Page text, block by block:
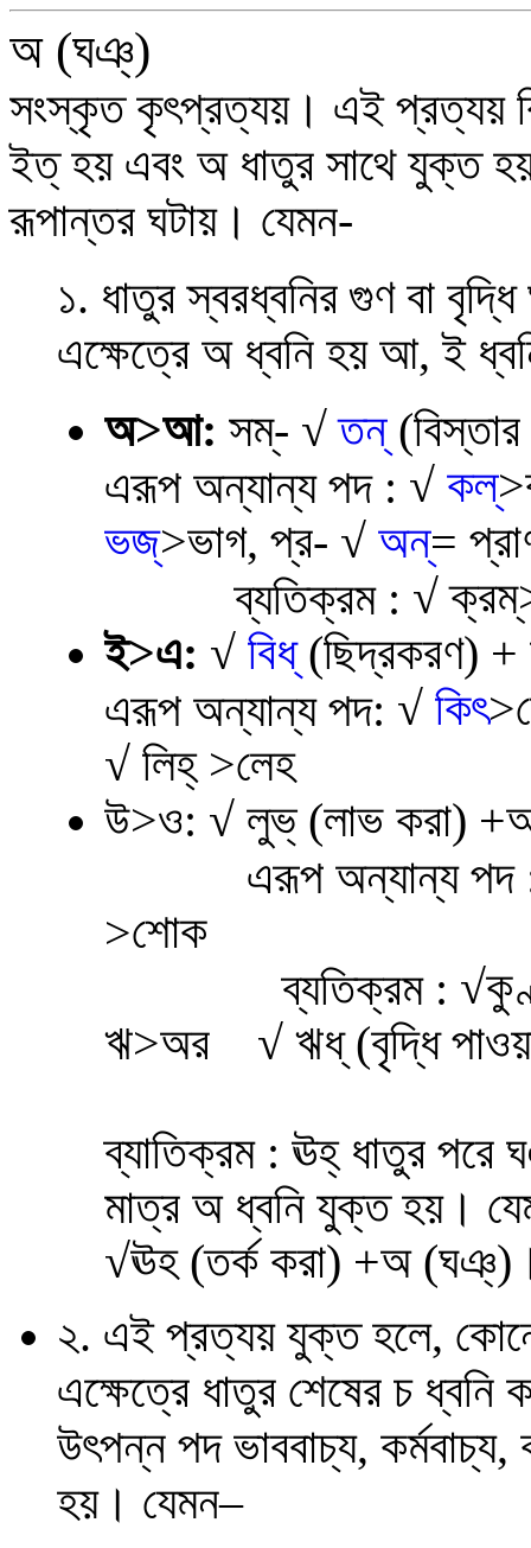
অ (ঘঞ্)
সংস্কৃত কৃৎপ্রত্যয়। এই প্রত্যয়
ইত্ হয় এবং অ ধাতুর সাথে যুক্ত
রূপান্তর ঘটায়। যেমন-
১. ধাতুর স্বরধ্বনির গুণ বা
এক্ষেত্রে অ ধ্বনি হয় আ, ই
অ>আ: সম্- √তন্
এরূপ অন্যান্য পদ : √ কল্
ভজ্>ভাগ, প্র- √ অন্=
ব্যতিক্রম : √
ই>এ: √ বিধ্(ছিদ্রকরণ)
এরূপ অন্যান্য পদ: √ কিৎ
√ লিহ্ >লেহ
উ>ও: √ লুভ্ (লাভ করা)
এরূপ অন্যান্য পদ
>শোক
ব্যতিক্রম : √
ঋ>অর √ ঋধ্ (বৃদ্ধি
ব্যাতিক্রম : ঊহ্ ধাতুর
মাত্র অ ধ্বনি যুক্ত হয়।
√ঊহ (তর্ক করা) +অ (ঘঞ্)।
২. এই প্রত্যয় যুক্ত হলে,
এক্ষেত্রে ধাতুর শেষের চ
উৎপন্ন পদ ভাববাচ্য, কর্মবাচ্য,
হয়। যেমন–